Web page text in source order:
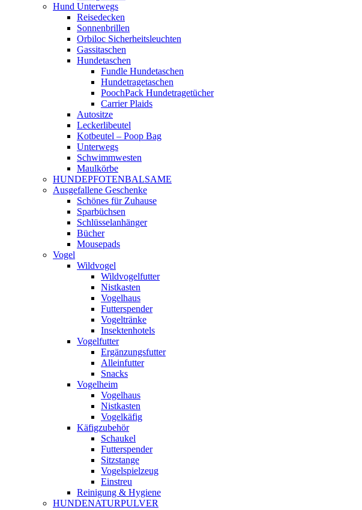
Hund Unterwegs
Reisedecken
Sonnenbrillen
Orbiloc Sicherheitsleuchten
Gassitaschen
Hundetaschen
Fundle Hundetaschen
Hundetragetaschen
PoochPack Hundetragetücher
Carrier Plaids
Autositze
Leckerlibeutel
Kotbeutel – Poop Bag
Unterwegs
Schwimmwesten
Maulkörbe
HUNDEPFOTENBALSAME
Ausgefallene Geschenke
Schönes für Zuhause
Sparbüchsen
Schlüsselanhänger
Bücher
Mousepads
Vogel
Wildvogel
Wildvogelfutter
Nistkasten
Vogelhaus
Futterspender
Vogeltränke
Insektenhotels
Vogelfutter
Ergänzungsfutter
Alleinfutter
Snacks
Vogelheim
Vogelhaus
Nistkasten
Vogelkäfig
Käfigzubehör
Schaukel
Futterspender
Sitzstange
Vogelspielzeug
Einstreu
Reinigung & Hygiene
HUNDENATURPULVER